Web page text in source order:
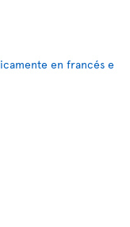
en francés e